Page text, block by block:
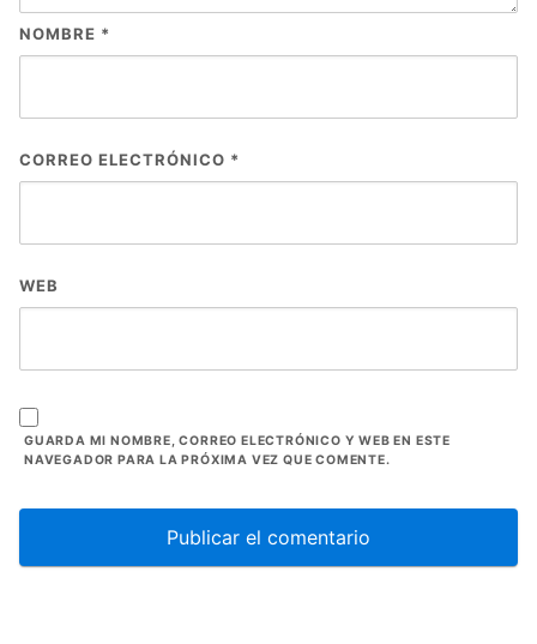
NOMBRE *
CORREO ELECTRÓNICO *
WEB
GUARDA MI NOMBRE, CORREO ELECTRÓNICO Y WEB EN ESTE
NAVEGADOR PARA LA PRÓXIMA VEZ QUE COMENTE.